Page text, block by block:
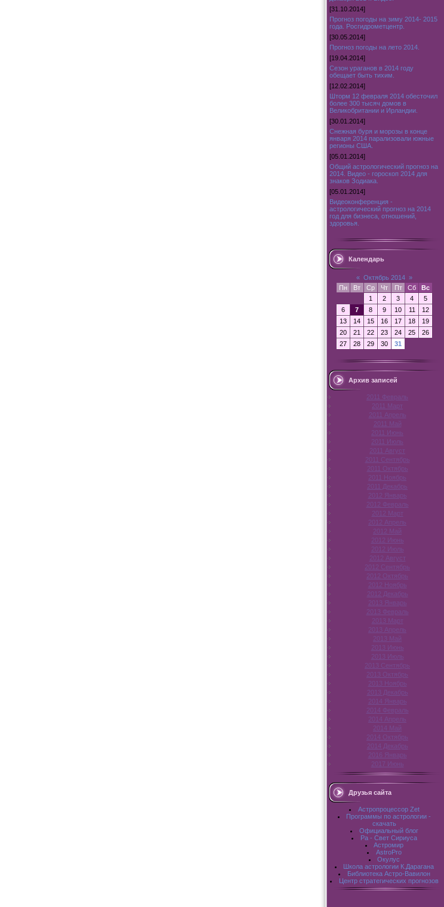
[31.10.2014]
Прогноз погоды на зиму 2014- 2015
года. Росгидрометцентр.
[30.05.2014]
Прогноз погоды на лето 2014.
[19.04.2014]
Сезон ураганов в 2014 году
обещает быть тихим.
[12.02.2014]
Шторм 12 февраля 2014 обесточил
более 300 тысяч домов в
Великобритании и Ирландии.
[30.01.2014]
Снежная буря и морозы в конце
января 2014 парализовали южные
регионы США.
[05.01.2014]
Общий астрологический прогноз на
2014. Видео - гороскоп 2014 для
знаков Зодиака.
[05.01.2014]
Видеоконференция -
астрологический прогноз на 2014
год для бизнеса, отношений,
здоровья.
Календарь
« Октябрь 2014 »
Пн
Вт Ср Чт Пт Сб
Вс
1
2 3 4
5
6
7 8 9 10 11
12
13
14 15 16 17 18
19
20
21 22 23 24 25
26
27
28 29 30 31
Архив записей
2011 Февраль
2011 Март
2011 Апрель
2011 Май
2011 Июнь
2011 Июль
2011 Август
2011 Сентябрь
2011 Октябрь
2011 Ноябрь
2011 Декабрь
2012 Январь
2012 Февраль
2012 Март
2012 Апрель
2012 Май
2012 Июнь
2012 Июль
2012 Август
2012 Сентябрь
2012 Октябрь
2012 Ноябрь
2012 Декабрь
2013 Январь
2013 Февраль
2013 Март
2013 Апрель
2013 Май
2013 Июнь
2013 Июль
2013 Сентябрь
2013 Октябрь
2013 Ноябрь
2013 Декабрь
2014 Январь
2014 Февраль
2014 Апрель
2014 Май
2014 Октябрь
2014 Декабрь
2016 Январь
2017 Июнь
Друзья сайта
Астропроцессор Zet
Программы по астрологии -
скачать
Официальный блог
Pa - Свет Сириуса
Астромир
AstroPro
Окулус
Школа астрологии К.Дарагана
Библиотека Астро-Вавилон
Центр стратегических прогнозов